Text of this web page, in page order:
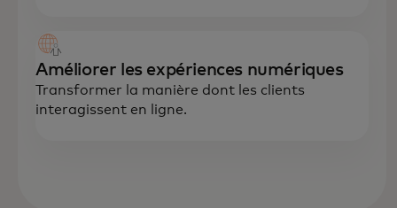
Améliorer les expériences numériques
Transformer la manière dont les clients
interagissent en ligne.